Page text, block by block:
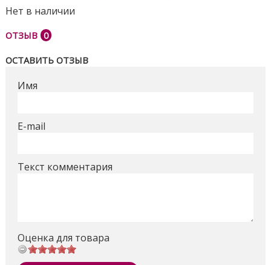
Поделиться
Нет в наличии
ОТЗЫВ 0
ОСТАВИТЬ ОТЗЫВ
Имя
E-mail
Текст комментария
Оценка для товара